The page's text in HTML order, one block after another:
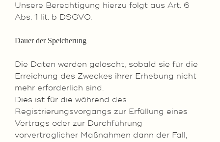
Unsere Berechtigung hierzu folgt aus Art. 6
Abs. 1 lit. b DSGVO.
Dauer der Speicherung
Die Daten werden gelöscht, sobald sie für die
Erreichung des Zweckes ihrer Erhebung nicht
mehr erforderlich sind.
Dies ist für die während des
Registrierungsvorgangs zur Erfüllung eines
Vertrags oder zur Durchführung
vorvertraglicher Maßnahmen dann der Fall,